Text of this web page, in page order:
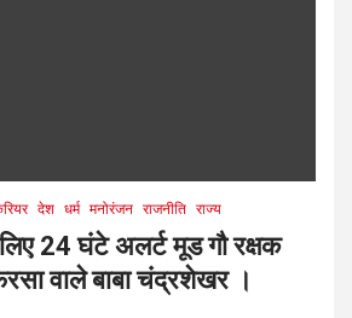
देश धर्म मनोरंजन राजनीति राज्य
लिए 24 घंटे अलर्ट मूड गौ रक्षक
वाले बाबा चंद्रशेखर ।